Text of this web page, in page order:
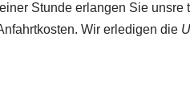
Stunde erlangen Sie
Wir erledigen die